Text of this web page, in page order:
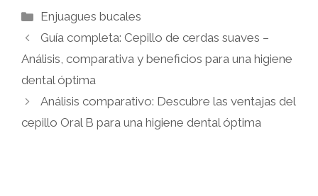
Categorías
Enjuagues bucales
Guía completa: Cepillo de cerdas suaves –
Análisis, comparativa y beneficios para una higiene
dental óptima
Análisis comparativo: Descubre las ventajas del
cepillo Oral B para una higiene dental óptima